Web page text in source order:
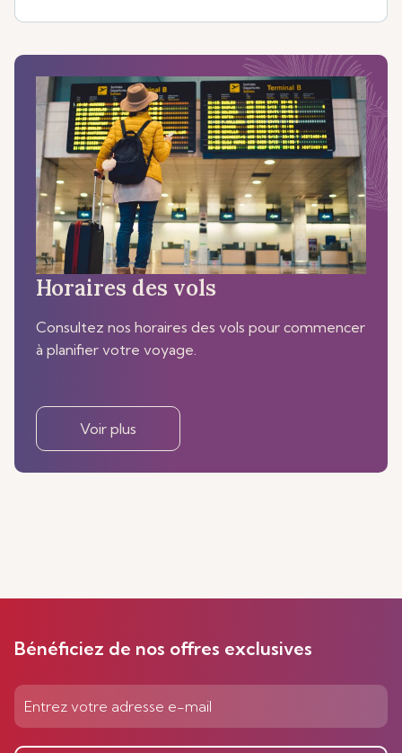
Horaires des vols
Consultez nos horaires des vols pour commencer
à planifier votre voyage.
Voir plus
Bénéficiez de nos offres exclusives